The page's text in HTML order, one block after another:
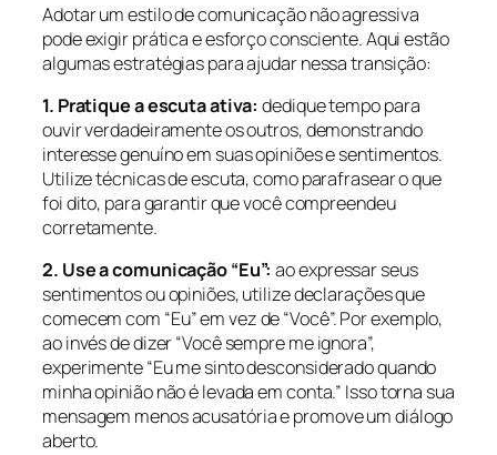
Adotar um estilo de comunicação não agressiva
pode exigir prática e esforço consciente. Aqui estão
algumas estratégias para ajudar nessa transição:
1. Pratique a escuta ativa: dedique tempo para
ouvir verdadeiramente os outros, demonstrando
interesse genuíno em suas opiniões e sentimentos.
Utilize técnicas de escuta, como parafrasear o que
foi dito, para garantir que você compreendeu
corretamente.
2. Use a comunicação “Eu”: ao expressar seus
sentimentos ou opiniões, utilize declarações que
comecem com “Eu” em vez de “Você”. Por exemplo,
ao invés de dizer “Você sempre me ignora”,
experimente “Eu me sinto desconsiderado quando
minha opinião não é levada em conta.” Isso torna sua
mensagem menos acusatória e promove um diálogo
aberto.